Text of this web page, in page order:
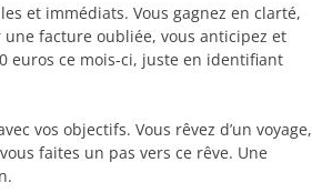
et immédiats. Vous gagnez en clarté,
facture oubliée, vous anticipez et
euros ce mois-ci, juste en identifiant
vos objectifs. Vous rêvez d’un voyage,
faites un pas vers ce rêve. Une